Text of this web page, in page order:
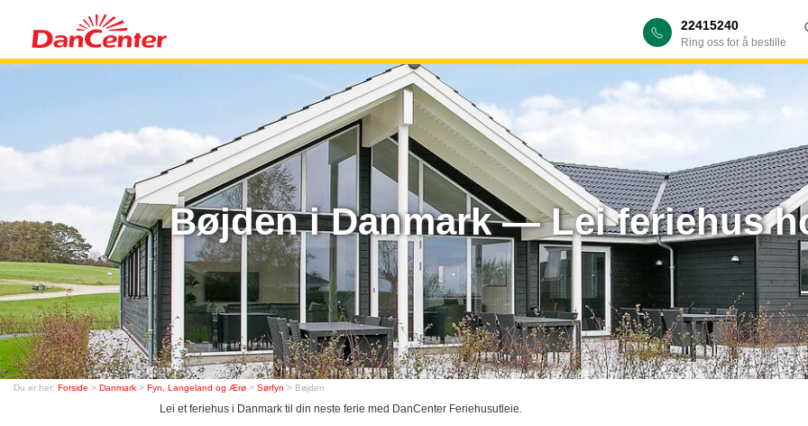
22415240
Ring oss for å bestille
Bøjden i Danmark — Lei feriehus
Du er her: Forside > Danmark > Fyn, Langeland og Ærø > Sørfyn > Bøjden
Lei et feriehus i Danmark til din neste ferie med DanCenter Feriehusutleie.